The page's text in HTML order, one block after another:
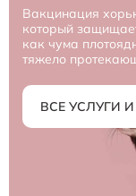
Вакцинация
который
как чума
тяжело
ВСЕ УСЛУГИ